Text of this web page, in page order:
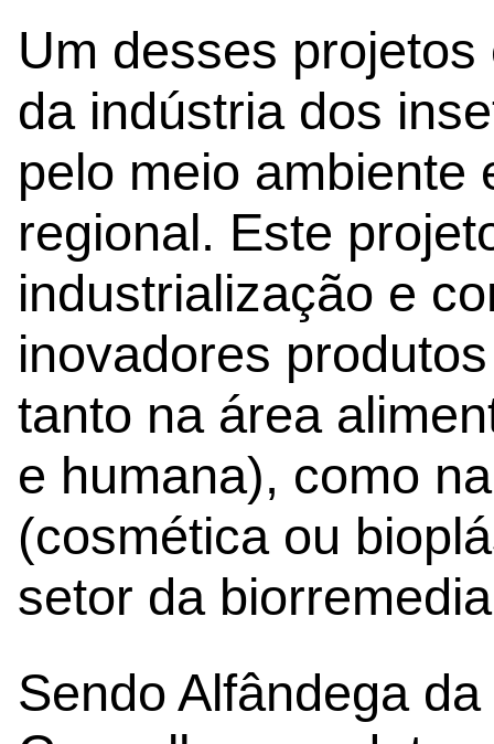
Um desses projetos
da indústria dos
pelo meio ambiente
regional. Este
industrialização e
inovadores
tanto na área
e humana), como
(cosmética ou
setor da
Sendo Alfândega